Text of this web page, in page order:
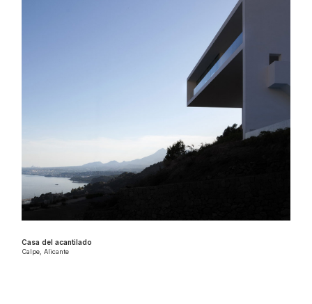
Casa del acantilado
Calpe, Alicante